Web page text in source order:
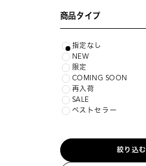
商品タイプ
指定なし
NEW
限定
COMING SOON
再入荷
SALE
ベストセラー
絞り込む